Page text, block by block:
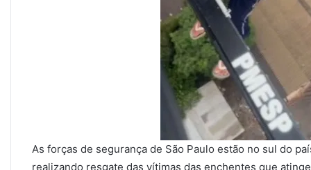
As forças de segurança de São Paulo estão no sul do
realizando resgate das vítimas das enchentes que